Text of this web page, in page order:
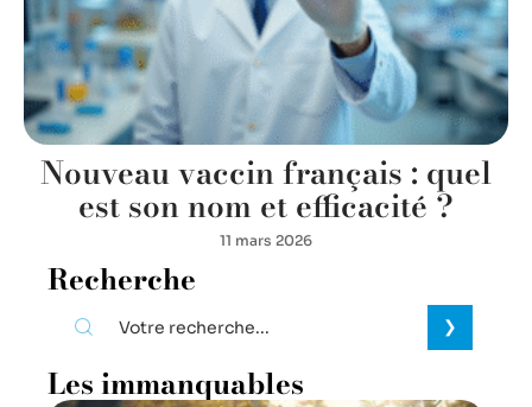
Nouveau vaccin français : quel
est son nom et efficacité ?
11 mars 2026
Recherche
Les immanquables